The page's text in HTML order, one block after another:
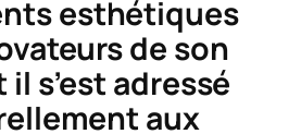
esthétiques
de son
s’est adressé
aux